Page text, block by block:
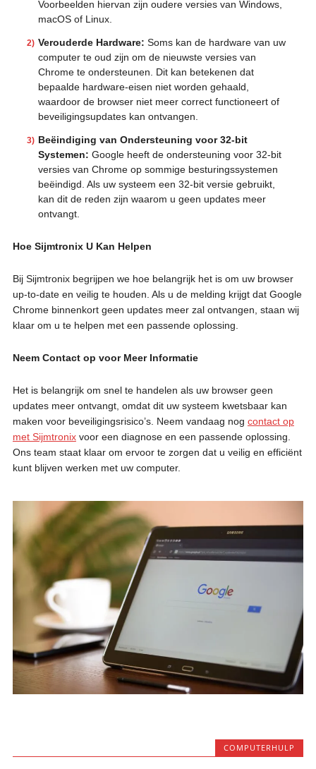
Voorbeelden hiervan zijn oudere versies van Windows,
macOS of Linux.
Verouderde Hardware: Soms kan de hardware van uw
computer te oud zijn om de nieuwste versies van
Chrome te ondersteunen. Dit kan betekenen dat
bepaalde hardware-eisen niet worden gehaald,
waardoor de browser niet meer correct functioneert of
beveiligingsupdates kan ontvangen.
Beëindiging van Ondersteuning voor 32-bit
Systemen: Google heeft de ondersteuning voor 32-bit
versies van Chrome op sommige besturingssystemen
beëindigd. Als uw systeem een 32-bit versie gebruikt,
kan dit de reden zijn waarom u geen updates meer
ontvangt.
Hoe Sijmtronix U Kan Helpen
Bij Sijmtronix begrijpen we hoe belangrijk het is om uw browser
up-to-date en veilig te houden. Als u de melding krijgt dat Google
Chrome binnenkort geen updates meer zal ontvangen, staan wij
klaar om u te helpen met een passende oplossing.
Neem Contact op voor Meer Informatie
Het is belangrijk om snel te handelen als uw browser geen
updates meer ontvangt, omdat dit uw systeem kwetsbaar kan
maken voor beveiligingsrisico’s. Neem vandaag nog contact op
met Sijmtronixvoor een diagnose en een passende oplossing.
Ons team staat klaar om ervoor te zorgen dat u veilig en efficiënt
kunt blijven werken met uw computer.
COMPUTERHULP